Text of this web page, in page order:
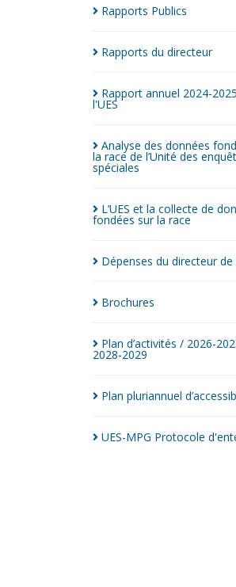
Rapports Publics
Rapports du directeur
Rapport annuel 2024-
l'UES
Analyse des données
la race de l’Unité des
spéciales
L’UES et la collecte de
fondées sur la race
Dépenses du directeur de
Brochures
Plan d’activités / 2026-
2028-2029
Plan pluriannuel
UES-MPG Protocole